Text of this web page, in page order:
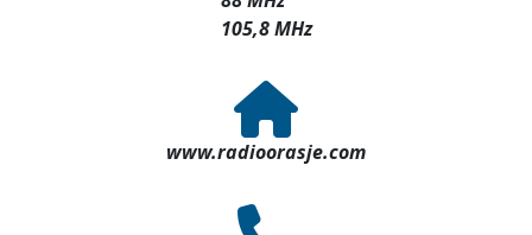
105,8 MHz
www.radioorasje.com